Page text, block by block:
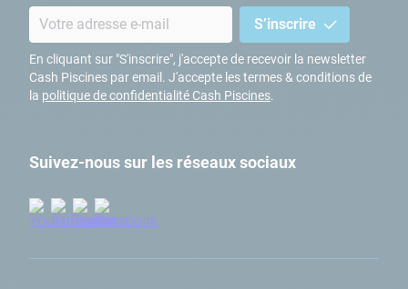
S’inscrire
En cliquant sur "S'inscrire", j'accepte de recevoir la newsletter
Cash Piscines par email. J'accepte les termes & conditions de
la politique de confidentialité Cash Piscines.
Suivez-nous sur les réseaux sociaux